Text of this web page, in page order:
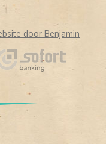
door Benjamin